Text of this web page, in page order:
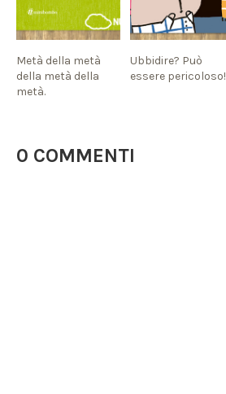
Metà della metà
della metà della
metà.
Ubbidire? Può
essere pericoloso!
0 COMMENTI